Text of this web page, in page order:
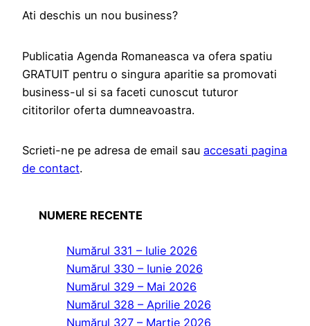
Ati deschis un nou business?
Publicatia Agenda Romaneasca va ofera spatiu
GRATUIT pentru o singura aparitie sa promovati
business-ul si sa faceti cunoscut tuturor
cititorilor oferta dumneavoastra.
Scrieti-ne pe adresa de email sau accesati pagina
de contact.
NUMERE RECENTE
Numărul 331 – Iulie 2026
Numărul 330 – Iunie 2026
Numărul 329 – Mai 2026
Numărul 328 – Aprilie 2026
Numărul 327 – Martie 2026